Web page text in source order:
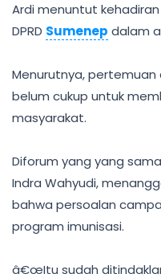
Ardi menuntut
DPRD Sumenep dalam
Menurutnya, pertemuan
belum cukup untuk
masyarakat.
Diforum yang yang sama
Indra Wahyudi,
bahwa persoalan
program imunisasi.
â€œItu sudah